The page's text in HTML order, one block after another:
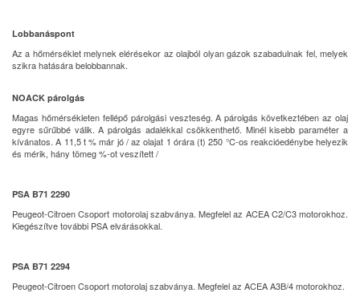
Lobbanáspont
Az a hőmérséklet melynek elérésekor az olajból olyan gázok szabadulnak fel, melyek
szikra hatására belobbannak.
NOACK párolgás
Magas hőmérsékleten fellépő párolgási veszteség. A párolgás következtében az olaj
egyre sűrűbbé válik. A párolgás adalékkal csökkenthető. Minél kisebb paraméter a
kívánatos. A 11,5 t % már jó / az olajat 1 órára (t) 250 °C-os reakcióedénybe helyezik
és mérik, hány tömeg %-ot veszített /
PSA B71 2290
Peugeot-Citroen Csoport motorolaj szabványa. Megfelel az ACEA C2/C3 motorokhoz.
Kiegészítve további PSA elvárásokkal.
PSA B71 2294
Peugeot-Citroen Csoport motorolaj szabványa. Megfelel az ACEA A3B/4 motorokhoz.